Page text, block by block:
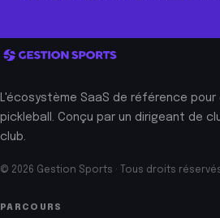
L'écosystème SaaS de référence
pickleball. Conçu par un dirigeant de
club.
© 2026 Gestion Sports · Tous droits
PARCOURS